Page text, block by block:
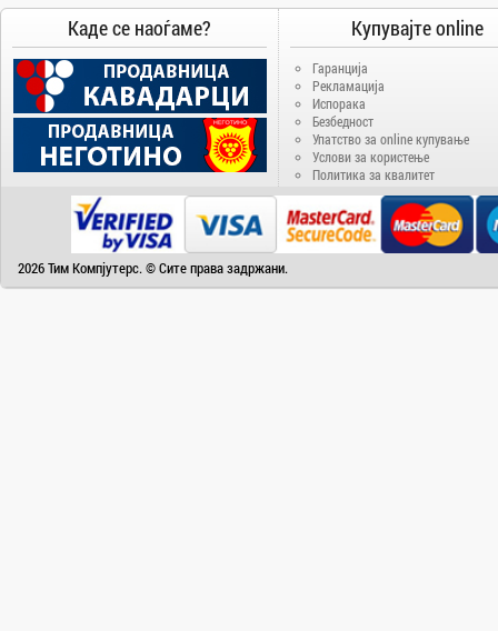
Bosch
Broadlink
Brother
Camry
Cat
Каде се наоѓаме? Купувајте online
Гаранција
Рекламација
Испорака
Безбедност
Упатство за online купување
Услови за користење
Политика за квалитет
2026 Тим Компјутерс. © Сите права задржани.